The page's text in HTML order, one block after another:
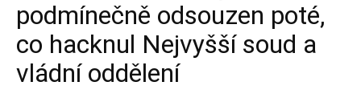
podmínečně odsouzen poté,
co hacknul Nejvyšší soud a
vládní oddělení